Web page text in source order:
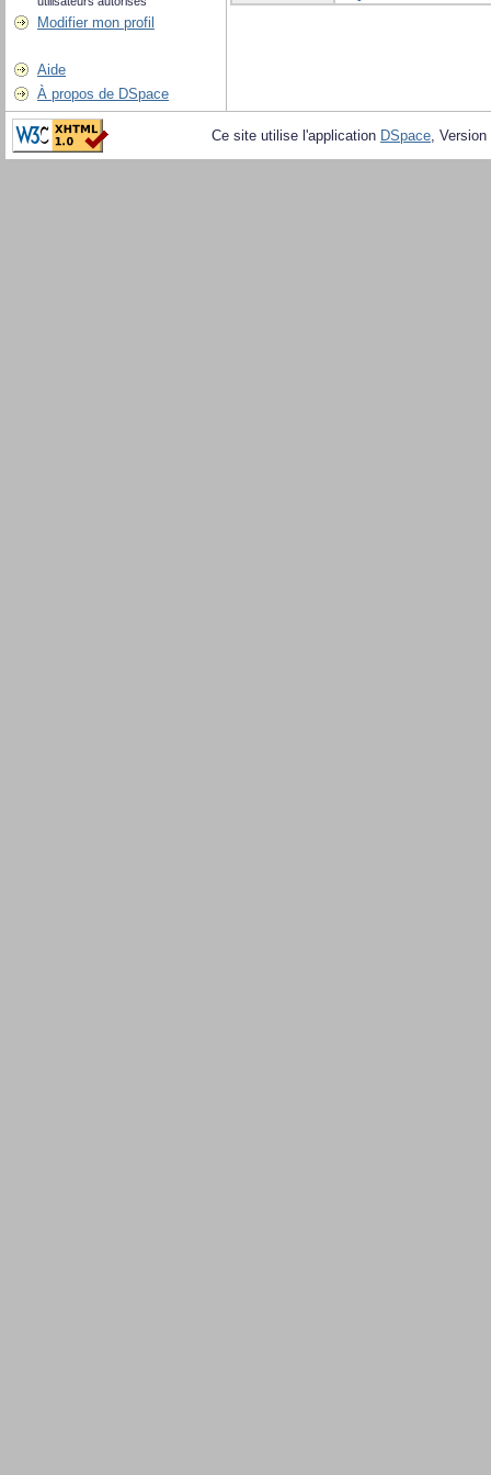
Modifier mon profil
Aide
À propos de DSpace
Ce site utilise l'application DSpace,